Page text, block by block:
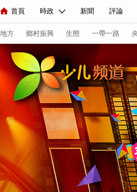
首頁 時政 新聞 評論
人民領袖習近平 聯播+ 中國領導人
直播 欄目大全 節目單 聽
海外頻道 iPanda English Монгол
地方 鄉村振興 生態 一帶一路
總台春晚 網絡春晚 共産黨員
國內 國際 評論
人民領袖習近平 聯播+ 熱解讀
小央視頻 小央直播
現場 前線 比劃 快看